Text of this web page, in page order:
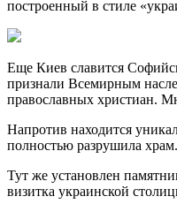
построенный в стиле
Еще Киев славится
признали Всемирным
православных христиан.
Напротив находится
полностью разрушила
Тут же установлен
визитка украинской